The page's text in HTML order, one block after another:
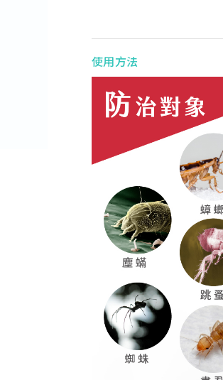
使用方法